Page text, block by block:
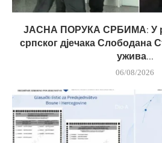
ЈАСНА ПОРУКА СРБИМА: У
српског дјечака Слободана
ужива...
06/08/2026